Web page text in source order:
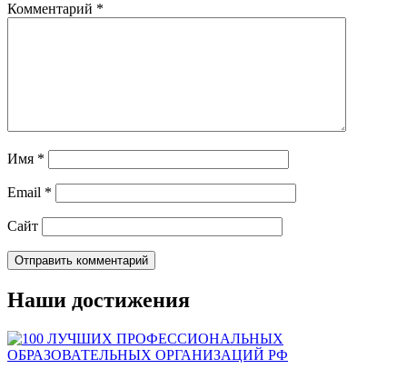
Комментарий *
Имя *
Email *
Сайт
Наши достижения